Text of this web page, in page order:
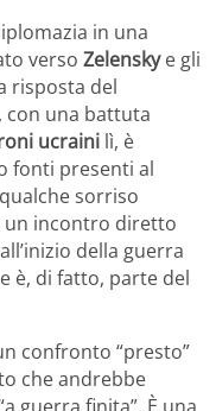
in una
verso Zelenskye gli
risposta del
con una battuta
ucraini lì, è
fonti presenti al
sorriso
un incontro diretto
della guerra
è, di fatto, parte del
confronto “presto”
che andrebbe
guerra finita”. È una